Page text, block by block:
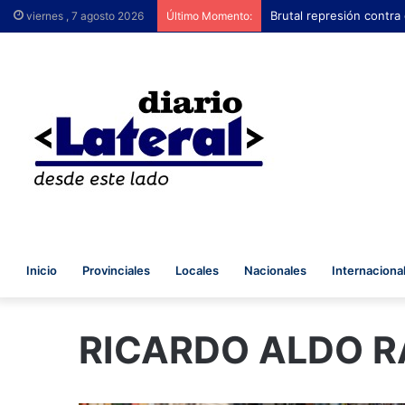
viernes , 7 agosto 2026 Último Momento: Brutal represión
Inicio Provinciales Locales Nacionales
RICARDO ALDO